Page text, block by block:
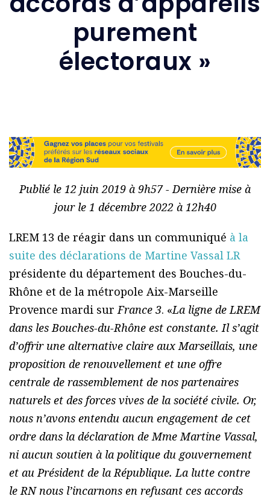
purement
électoraux »
Publié le 12 juin 2019 à 9h57 - Dernière mise à
jour le 1 décembre 2022 à 12h40
LREM 13 de réagir dans un communiqué à la
suite des déclarations de Martine Vassal LR
présidente du département des Bouches-du-
Rhône et de la métropole Aix-Marseille
Provence mardi surFrance 3. «La ligne de LREM
dans les Bouches-du-Rhône est constante. Il s’agit
d’offrir une alternative claire aux Marseillais, une
proposition de renouvellement et une offre
centrale de rassemblement de nos partenaires
naturels et des forces vives de la société civile. Or,
nous n’avons entendu aucun engagement de cet
ordre dans la déclaration de Mme Martine Vassal,
ni aucun soutien à la politique du gouvernement
et au Président de la République. La lutte contre
le RN nous l’incarnons en refusant ces accords